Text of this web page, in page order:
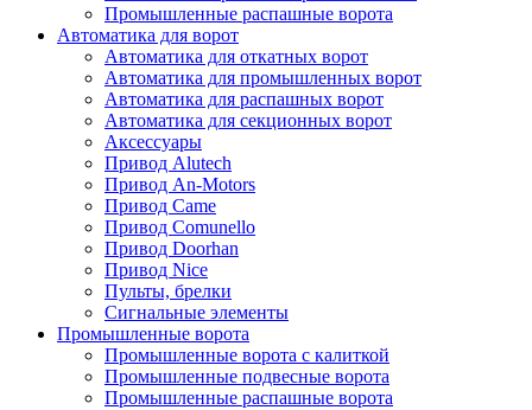
Промышленные распашные ворота
Автоматика для ворот
Автоматика для откатных ворот
Автоматика для промышленных ворот
Автоматика для распашных ворот
Автоматика для секционных ворот
Аксессуары
Привод Alutech
Привод An-Motors
Привод Came
Привод Comunello
Привод Doorhan
Привод Nice
Пульты, брелки
Сигнальные элементы
Промышленные ворота
Промышленные ворота с калиткой
Промышленные подвесные ворота
Промышленные распашные ворота